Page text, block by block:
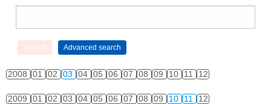
2008 01 02 03 04 05 06 07 08 09 10 11 12
2009 01 02 03 04 05 06 07 08 09 10 11 12